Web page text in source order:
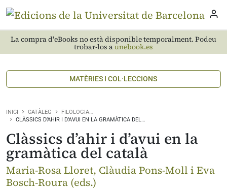
La compra d'eBooks no està disponible temporalment. Podeu
trobar-los aunebook.es
MATÈRIES I COL·LECCIONS
INICI CATÀLEG
FILOLOGIA…
CLÀSSICS D’AHIR I D’AVUI EN LA GRAMÀTICA DEL…
Clàssics d’ahir i d’avui en la
gramàtica del català
Maria-Rosa Lloret, Clàudia Pons-Moll i Eva
Bosch-Roura (eds.)